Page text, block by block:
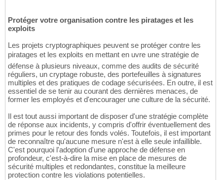
Protéger votre organisation contre les piratages et les
exploits
Les projets cryptographiques peuvent se protéger contre les
piratages et les exploits en mettant en uvre une stratégie de
défense à plusieurs niveaux, comme des audits de sécurité
réguliers, un cryptage robuste, des portefeuilles à signatures
multiples et des pratiques de codage sécurisées. En outre, il est
essentiel de se tenir au courant des dernières menaces, de
former les employés et d'encourager une culture de la sécurité.
Il est tout aussi important de disposer d'une stratégie complète
de réponse aux incidents, y compris d'offrir éventuellement des
primes pour le retour des fonds volés. Toutefois, il est important
de reconnaître qu'aucune mesure n'est à elle seule infaillible.
C'est pourquoi l'adoption d'une approche de défense en
profondeur, c'est-à-dire la mise en place de mesures de
sécurité multiples et redondantes, constitue la meilleure
protection contre les violations potentielles.